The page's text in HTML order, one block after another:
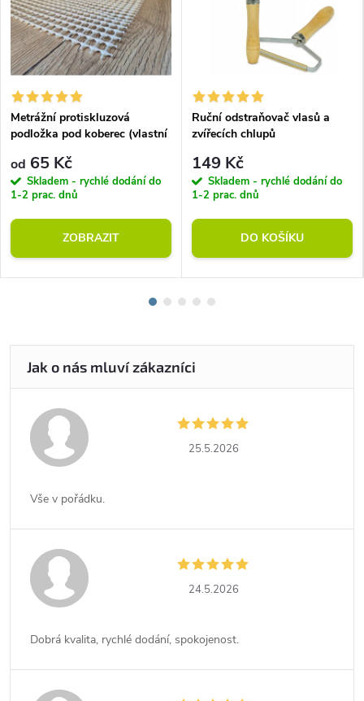
Metrážní protiskluzová
podložka pod koberec (vlastní
od 65 Kč
Skladem - rychlé dodání do
1-2 prac. dnů
ZOBRAZIT
Ruční odstraňovač vlasů a
zvířecích chlupů
149 Kč
Skladem - rychlé dodání do
1-2 prac. dnů
DO KOŠÍKU
25.5.2026
Vše v pořádku.
24.5.2026
Dobrá kvalita, rychlé dodání, spokojenost.